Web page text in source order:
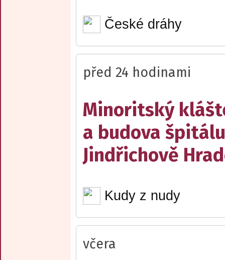
České dráhy
před 24 hodinami
Minoritský
a budova
Jindřichově
Kudy z nudy
včera